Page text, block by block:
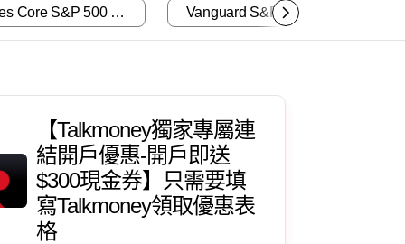
IShares Core S&P 500 ETF IVV
【Talkmoney獨家專屬連
結開戶優惠-開戶即送
$300現金券】只需要填
寫Talkmoney領取優惠表
格